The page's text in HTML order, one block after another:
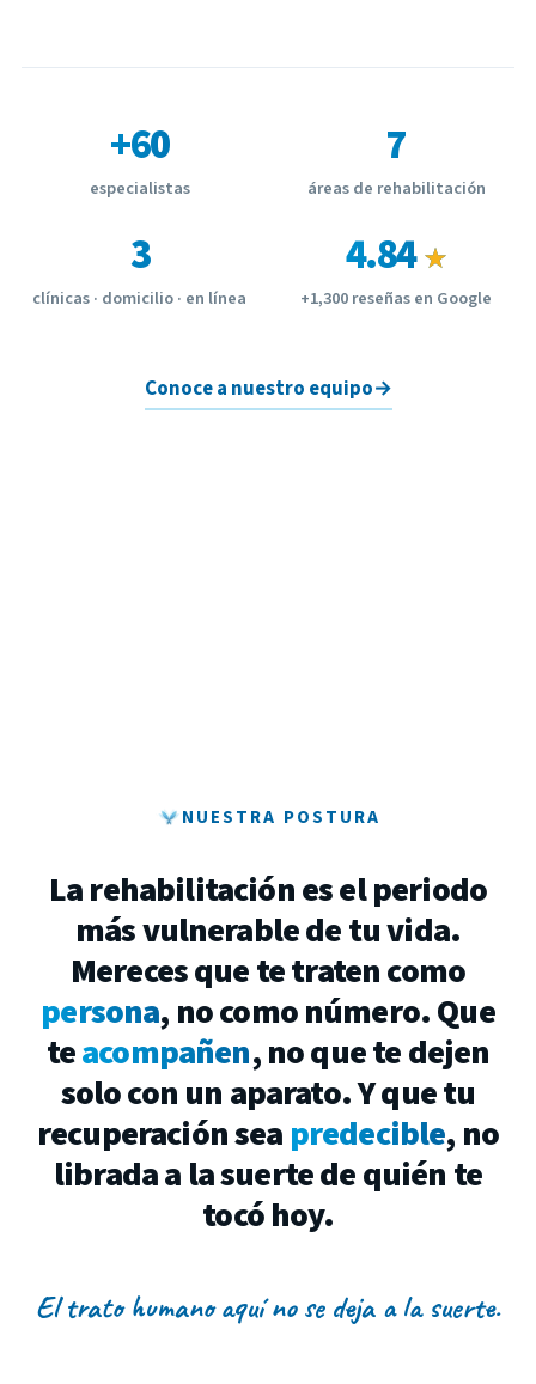
+60
especialistas
7
áreas de rehabilitación
3
clínicas · domicilio · en línea
4.84 ★
+1,300 reseñas en Google
Conoce a nuestro equipo→
NUESTRA POSTURA
Larehabilitacióneselperiodo
másvulnerabledetuvida.
Merecesquetetratencomo
persona, nocomonúmero.Que
teacompañen,noquetedejen
solocon un aparato.Yquetu
recuperaciónsea predecible, no
libradaa lasuertedequién te
tocóhoy.
El trato humano aquí no se deja a la suerte.